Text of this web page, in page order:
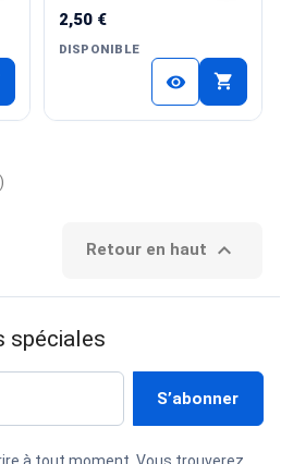
2,50 €
DISPONIBLE
visibility shopping_cart
Retour en haut 
spéciales
à tout moment. Vous trouverez